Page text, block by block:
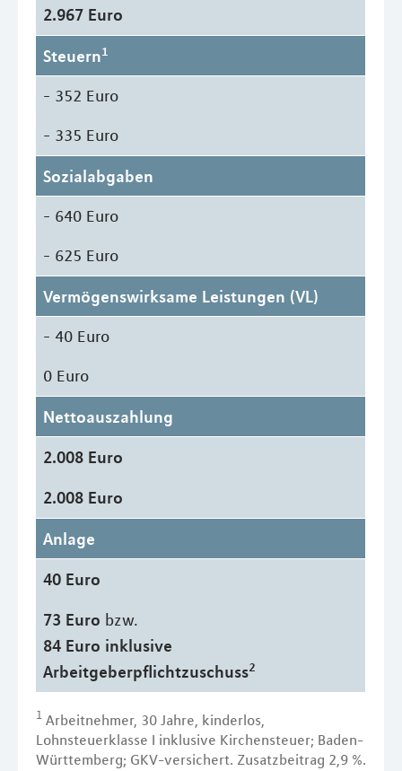
2.967 Euro
Steuern1
- 352 Euro
- 335 Euro
Sozialabgaben
- 640 Euro
- 625 Euro
Vermögenswirksame Leistungen (VL)
- 40 Euro
0 Euro
Nettoauszahlung
2.008 Euro
2.008 Euro
Anlage
40 Euro
73 Euro bzw.
84 Euro inklusive
Arbeitgeberpflichtzuschuss2
1 Arbeitnehmer, 30 Jahre, kinderlos,
Lohnsteuerklasse I inklusive Kirchensteuer; Baden-
Württemberg; GKV-versichert. Zusatzbeitrag 2,9 %.